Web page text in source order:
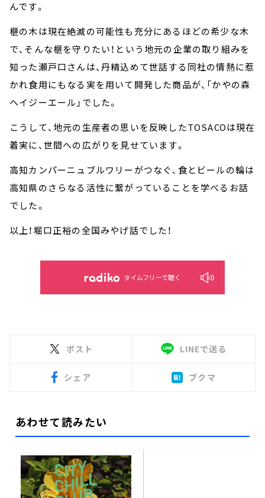
んです。
榧の木は現在絶滅の可能性も充分にあるほどの希少な木
で、そんな榧を守りたい！という地元の企業の取り組みを
知った瀬戸口さんは、丹精込めて世話する同社の情熱に惹
かれ食用にもなる実を用いて開発した商品が、「かやの森
ヘイジーエール」でした。
こうして、地元の生産者の思いを反映したTOSACOは現在
着実に、世間への広がりを見せています。
高知カンパーニュブルワリーがつなぐ、食とビールの輪は
高知県のさらなる活性に繋がっていることを学べるお話
でした。
以上！堀口正裕の全国みやげ話でした！
タイムフリーで聴く
ポスト LINEで送る
シェア ブクマ
あわせて読みたい